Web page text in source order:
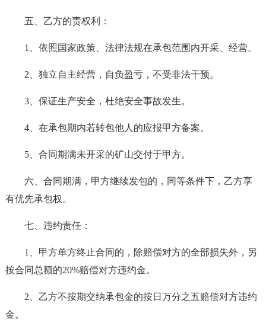
五、乙方的责权利：
1、依照国家政策、法律法规在承包范围内开采、经营。
2、独立自主经营，自负盈亏，不受非法干预。
3、保证生产安全，杜绝安全事故发生。
4、在承包期内若转包他人的应报甲方备案。
5、合同期满未开采的矿山交付于甲方。
六、合同期满，甲方继续发包的，同等条件下，乙方享
有优先承包权。
七、违约责任：
1、甲方单方终止合同的，除赔偿对方的全部损失外，另
按合同总额的20%赔偿对方违约金。
2、乙方不按期交纳承包金的按日万分之五赔偿对方违约
金。